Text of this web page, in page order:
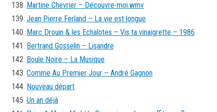
Martine Chevrier – Découvre-moi.wmv
Jean Pierre Ferland – La vie est longue
Marc Drouin & les Echalotes – Vis ta vinaigrette – 1986
Bertrand Gosselin – Lisandre
Boule Noire – La Musique
Comme Au Premier Jour – André Gagnon
Nouveau départ
Un an déjà